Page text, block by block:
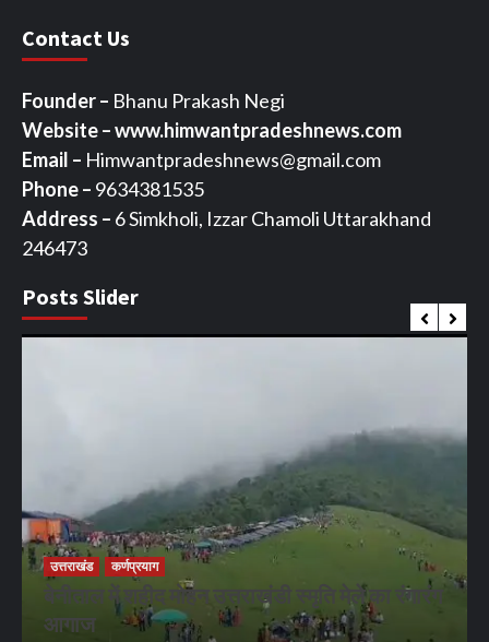
Contact Us
Founder – Bhanu Prakash Negi
Website – www.himwantpradeshnews.com
Email – Himwantpradeshnews@gmail.com
Phone – 9634381535
Address – 6 Simkholi, Izzar Chamoli Uttarakhand
246473
Posts Slider
उत्तराखंड कर्णप्रयाग
बेनीताल में शहीद मोहन उत्तराखंडी स्मृति मेले का रंगारंग
आगाज